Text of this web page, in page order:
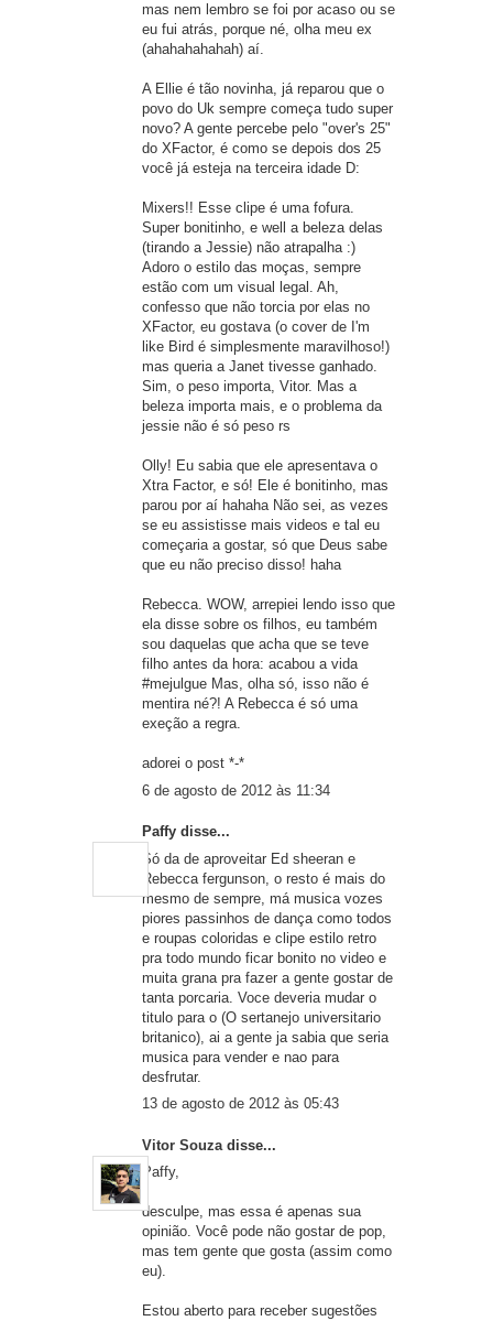
mas nem lembro se foi por acaso ou se
eu fui atrás, porque né, olha meu ex
(ahahahahahah) aí.
A Ellie é tão novinha, já reparou que o
povo do Uk sempre começa tudo super
novo? A gente percebe pelo "over's 25"
do XFactor, é como se depois dos 25
você já esteja na terceira idade D:
Mixers!! Esse clipe é uma fofura.
Super bonitinho, e well a beleza delas
(tirando a Jessie) não atrapalha :)
Adoro o estilo das moças, sempre
estão com um visual legal. Ah,
confesso que não torcia por elas no
XFactor, eu gostava (o cover de I'm
like Bird é simplesmente maravilhoso!)
mas queria a Janet tivesse ganhado.
Sim, o peso importa, Vitor. Mas a
beleza importa mais, e o problema da
jessie não é só peso rs
Olly! Eu sabia que ele apresentava o
Xtra Factor, e só! Ele é bonitinho, mas
parou por aí hahaha Não sei, as vezes
se eu assistisse mais videos e tal eu
começaria a gostar, só que Deus sabe
que eu não preciso disso! haha
Rebecca. WOW, arrepiei lendo isso que
ela disse sobre os filhos, eu também
sou daquelas que acha que se teve
filho antes da hora: acabou a vida
#mejulgue Mas, olha só, isso não é
mentira né?! A Rebecca é só uma
exeção a regra.
adorei o post *-*
6 de agosto de 2012 às 11:34
Paffy disse...
Só da de aproveitar Ed sheeran e
Rebecca fergunson, o resto é mais do
mesmo de sempre, má musica vozes
piores passinhos de dança como todos
e roupas coloridas e clipe estilo retro
pra todo mundo ficar bonito no video e
muita grana pra fazer a gente gostar de
tanta porcaria. Voce deveria mudar o
titulo para o (O sertanejo universitario
britanico), ai a gente ja sabia que seria
musica para vender e nao para
desfrutar.
13 de agosto de 2012 às 05:43
Vitor Souza disse...
Paffy,
desculpe, mas essa é apenas sua
opinião. Você pode não gostar de pop,
mas tem gente que gosta (assim como
eu).
Estou aberto para receber sugestões